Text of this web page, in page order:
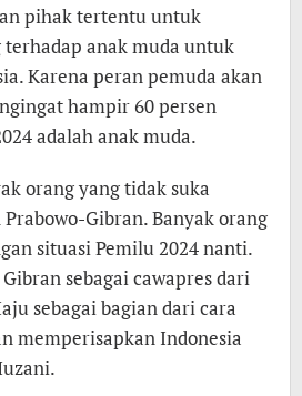
pihak tertentu untuk
anak muda untuk
Karena peran pemuda akan
hampir 60 persen
adalah anak muda.
orang yang tidak suka
Gibran. Banyak orang
situasi Pemilu 2024 nanti.
sebagai cawapres dari
sebagai bagian dari cara
memperisapkan Indonesia